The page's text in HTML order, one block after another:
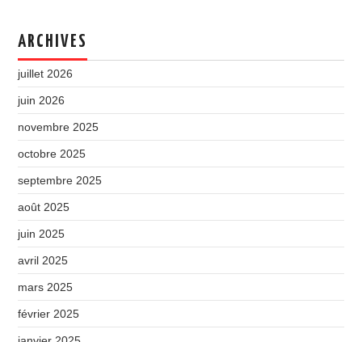
ARCHIVES
juillet 2026
juin 2026
novembre 2025
octobre 2025
septembre 2025
août 2025
juin 2025
avril 2025
mars 2025
février 2025